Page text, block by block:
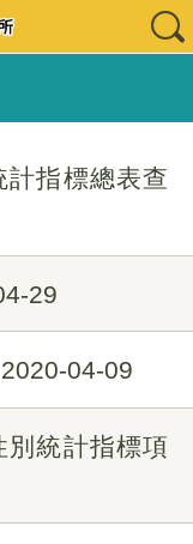
計指標總表查
29
2020-04-09
別統計指標項